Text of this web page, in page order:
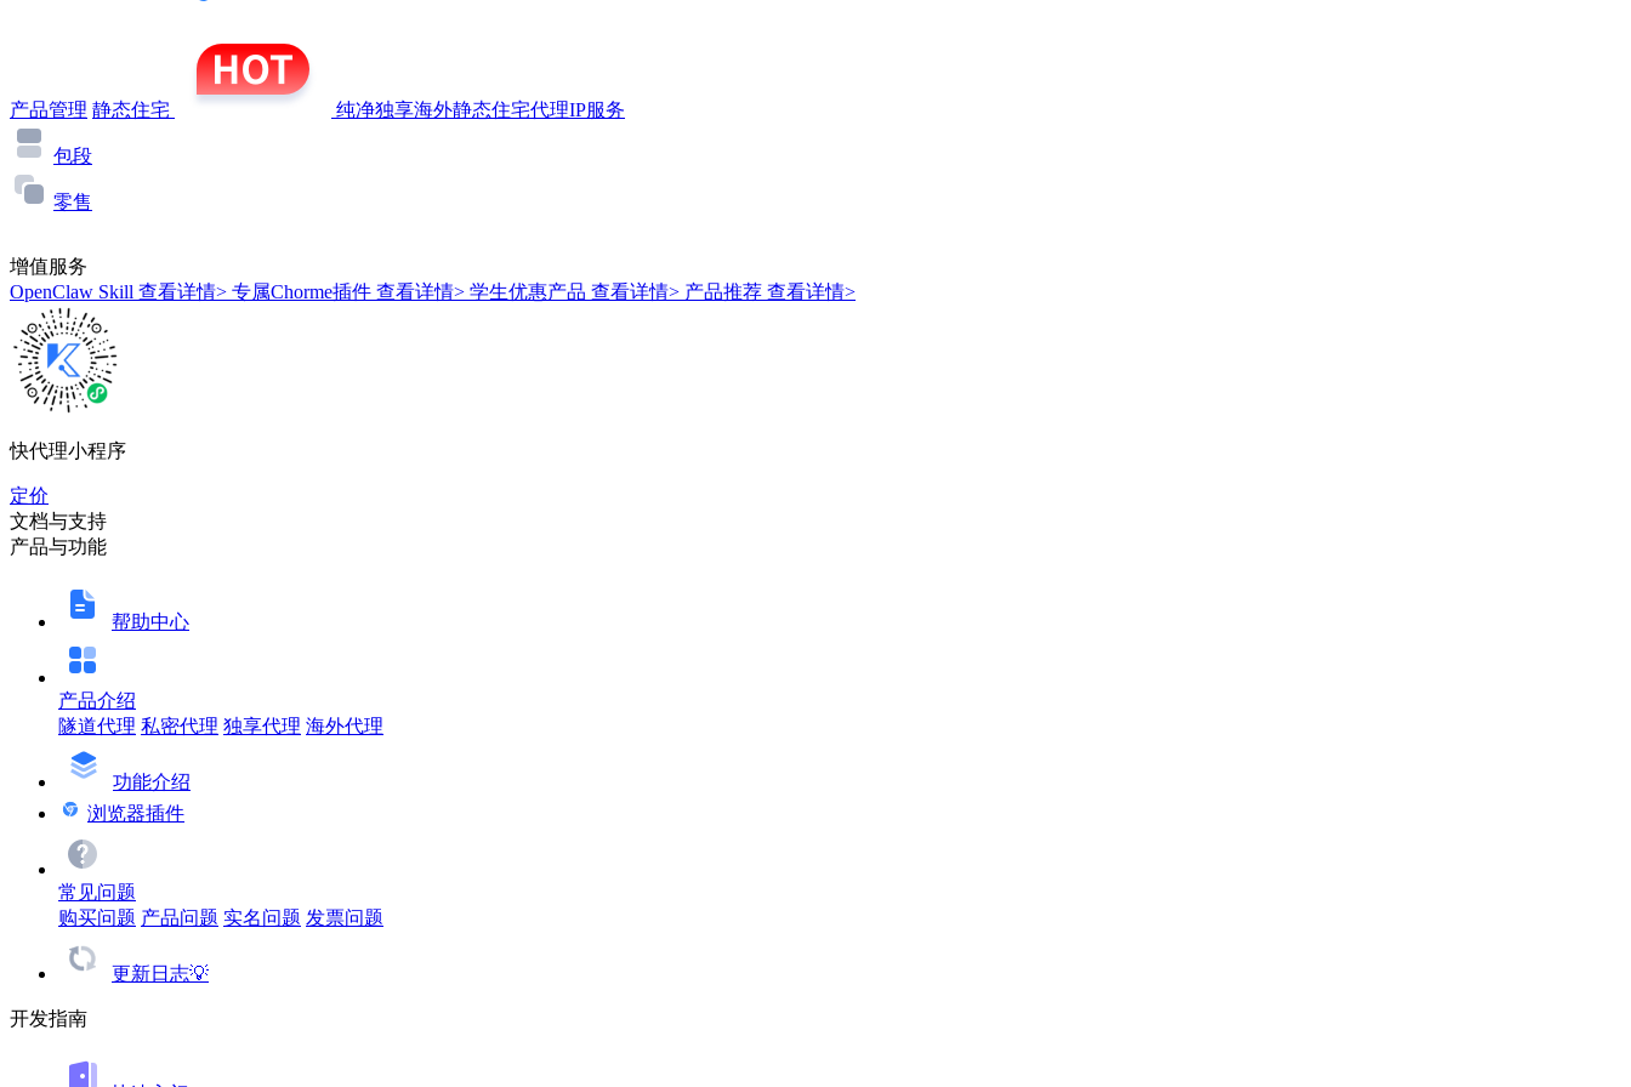
产品管理 静态住宅 纯净独享海外静态住宅代理IP服务
包段
零售
增值服务
OpenClaw Skill 查看详情> 专属Chorme插件 查看详情> 学生优惠产品 查看详情> 产品推荐 查看详情>
快代理小程序
定价
文档与支持
产品与功能
帮助中心
产品介绍
隧道代理 私密代理 独享代理 海外代理
功能介绍
浏览器插件
常见问题
购买问题 产品问题 实名问题 发票问题
更新日志💡
开发指南